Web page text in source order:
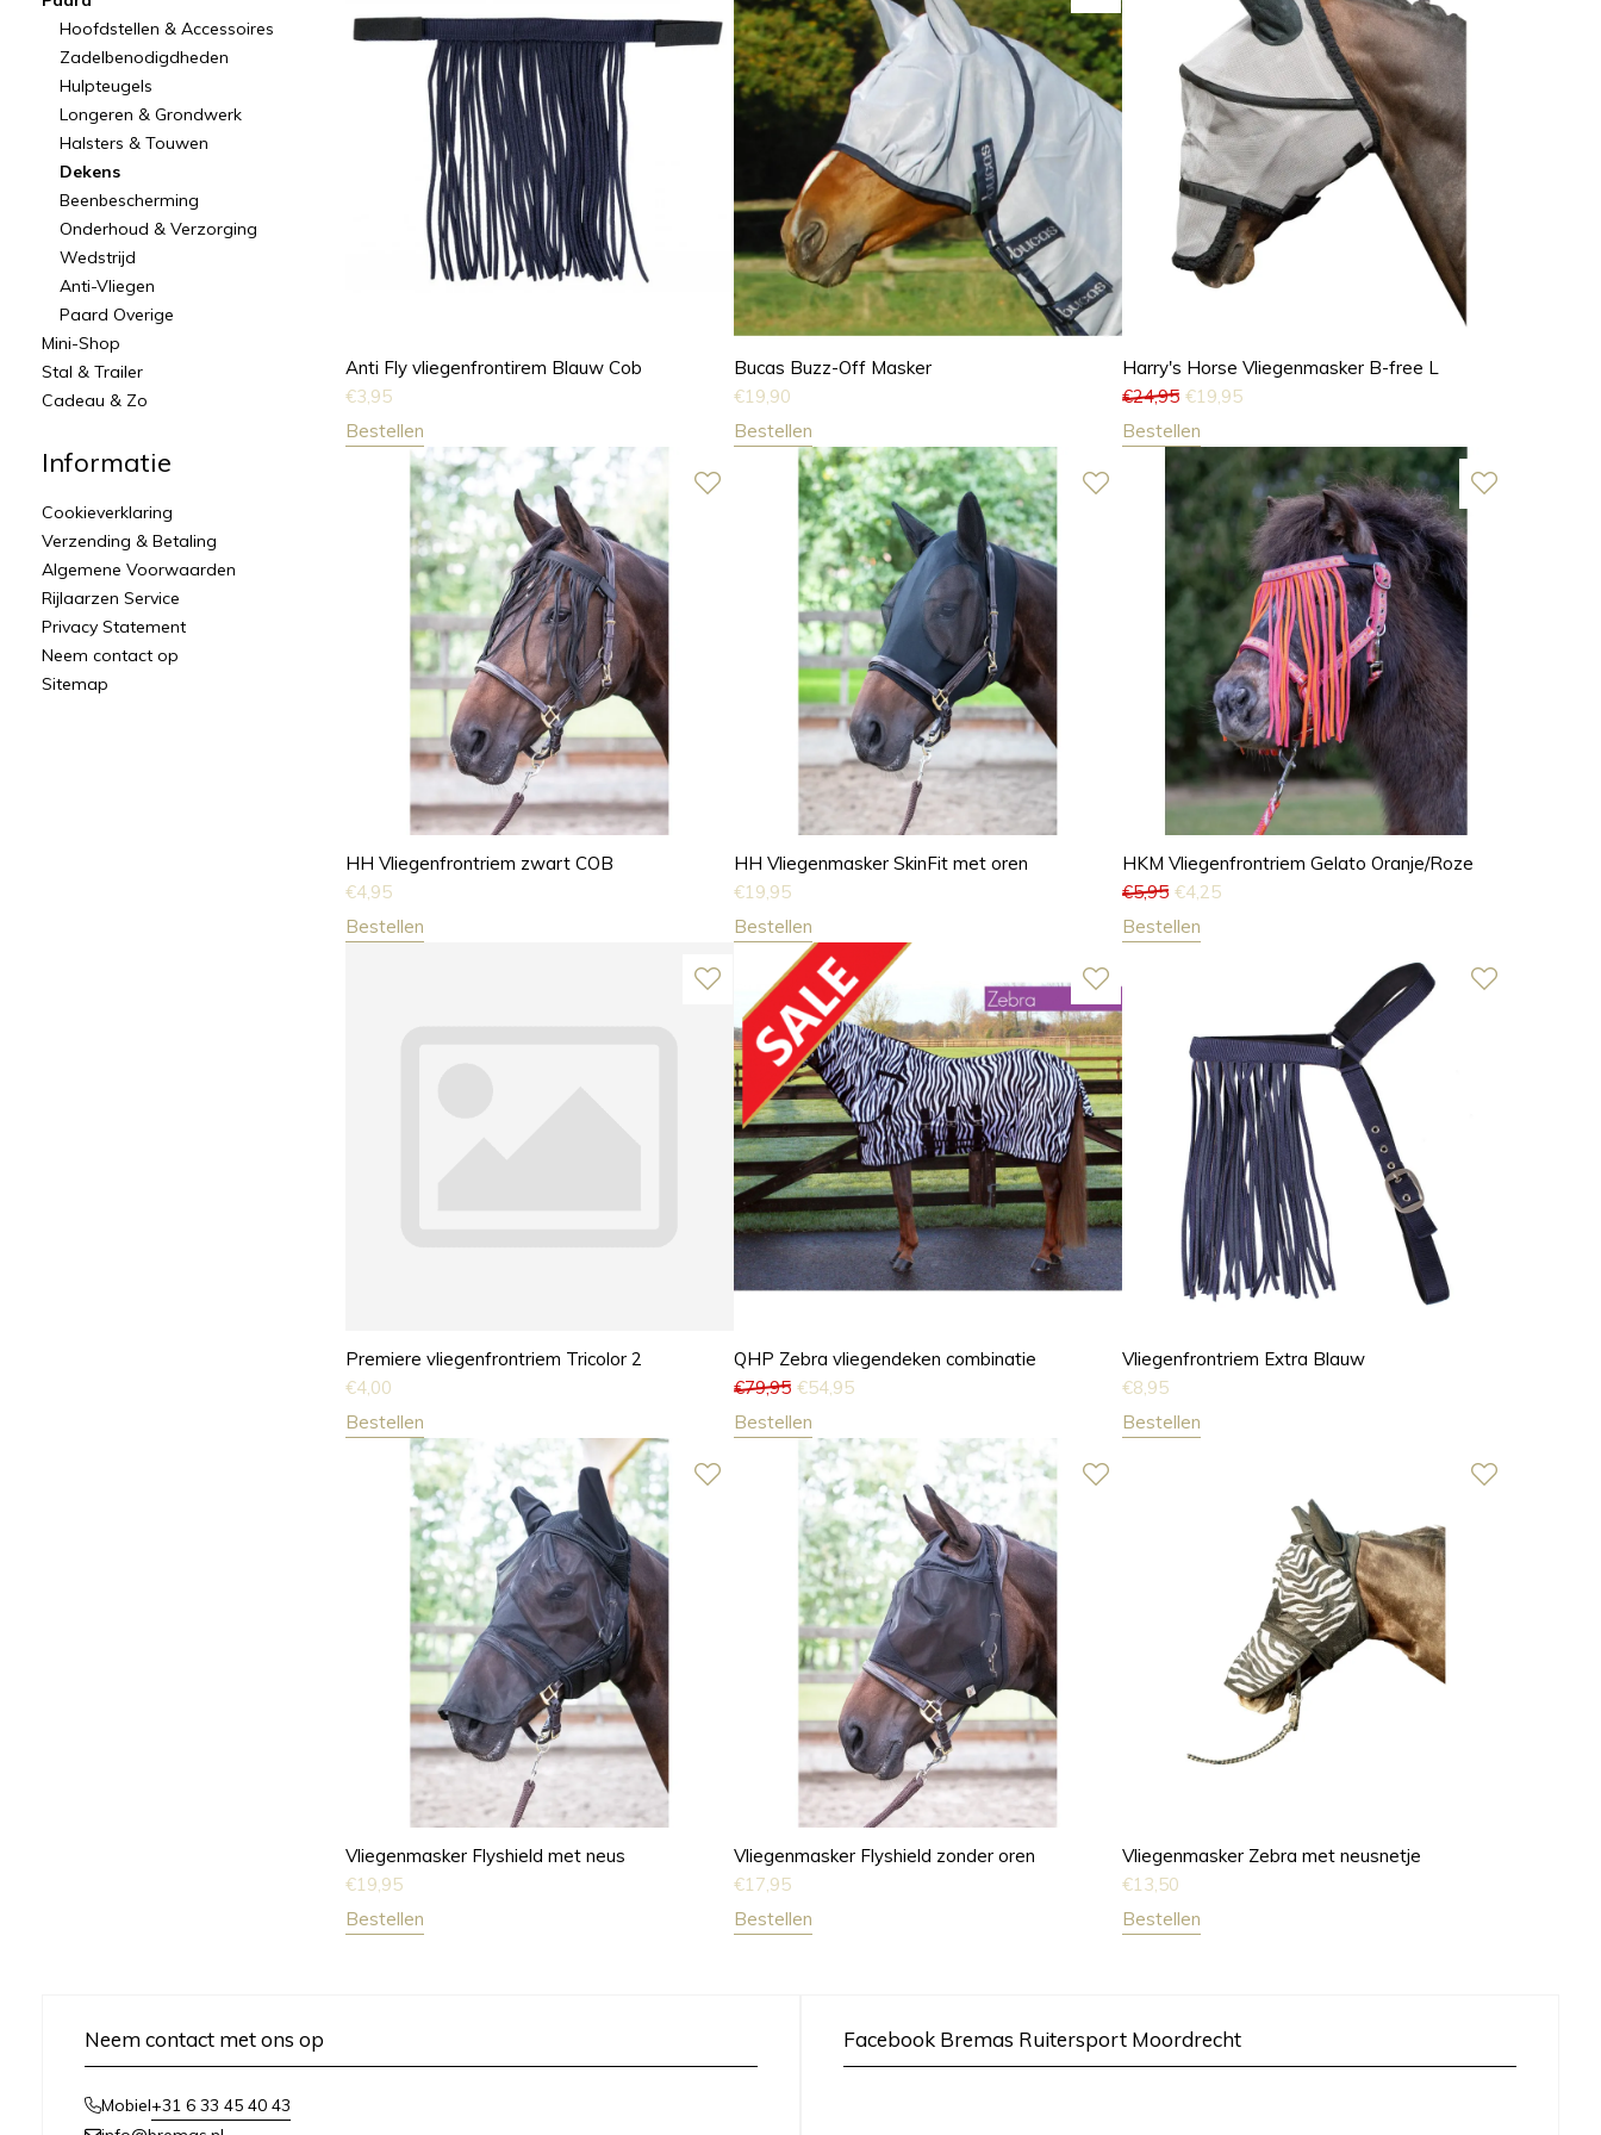
Hoofdstellen & Accessoires
Zadelbenodigdheden
Hulpteugels
Longeren & Grondwerk
Halsters & Touwen
Dekens
Beenbescherming
Onderhoud & Verzorging
Wedstrijd
Anti-Vliegen
Paard Overige
Mini-Shop
Stal & Trailer
Cadeau & Zo
Informatie
Cookieverklaring
Verzending & Betaling
Algemene Voorwaarden
Rijlaarzen Service
Privacy Statement
Neem contact op
Sitemap
Anti Fly vliegenfrontirem Blauw Cob
€3,95
Bestellen
Bucas Buzz-Off Masker
€19,90
Bestellen
Harry's Horse Vliegenmasker B-free L
€24,95 €19,95
Bestellen
HH Vliegenfrontriem zwart COB
€4,95
Bestellen
HH Vliegenmasker SkinFit met oren
€19,95
Bestellen
HKM Vliegenfrontriem Gelato Oranje/Roze
€5,95 €4,25
Bestellen
Premiere vliegenfrontriem Tricolor 2
€4,00
Bestellen
QHP Zebra vliegendeken combinatie
€79,95 €54,95
Bestellen
Vliegenfrontriem Extra Blauw
€8,95
Bestellen
Vliegenmasker Flyshield met neus
€19,95
Bestellen
Vliegenmasker Flyshield zonder oren
€17,95
Bestellen
Vliegenmasker Zebra met neusnetje
€13,50
Bestellen
Neem contact met ons op
Mobiel+31 6 33 45 40 43
Facebook Bremas Ruitersport Moordrecht